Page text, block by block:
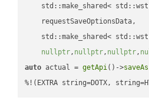
std::make_shared<
    requestSaveOptionsData,
std::make_shared<
nullptr, nullptr, nullptr,
auto actual = getApi()->saveAs
%!(EXTRA string=DOTX,